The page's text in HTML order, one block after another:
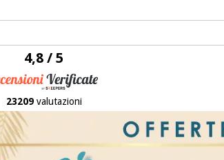
4,8 / 5
23209valutazioni